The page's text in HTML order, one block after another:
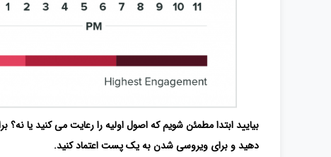
بیایید ابتدا مطمئن شویم که اصول اولیه را رعایت می کنید یا
دهید و برای ویروسی شدن به یک پست اعتماد کنید.